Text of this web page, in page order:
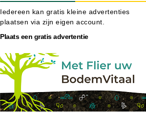
Iedereen kan gratis kleine advertenties
plaatsen via zijn eigen account.
Plaats een gratis advertentie